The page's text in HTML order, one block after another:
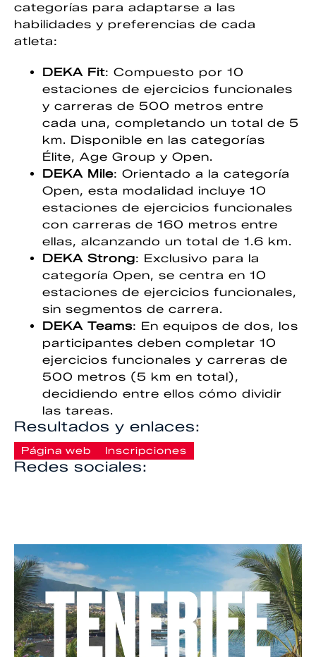
categorías para adaptarse a las
habilidades y preferencias de cada
atleta:
DEKA Fit: Compuesto por 10
estaciones de ejercicios funcionales
y carreras de 500 metros entre
cada una, completando un total de 5
km. Disponible en las categorías
Élite, Age Group y Open.
DEKA Mile: Orientado a la categoría
Open, esta modalidad incluye 10
estaciones de ejercicios funcionales
con carreras de 160 metros entre
ellas, alcanzando un total de 1.6 km.
DEKA Strong: Exclusivo para la
categoría Open, se centra en 10
estaciones de ejercicios funcionales,
sin segmentos de carrera.
DEKA Teams: En equipos de dos, los
participantes deben completar 10
ejercicios funcionales y carreras de
500 metros (5 km en total),
decidiendo entre ellos cómo dividir
las tareas.
Resultados y enlaces:
Página web Inscripciones
Redes sociales: